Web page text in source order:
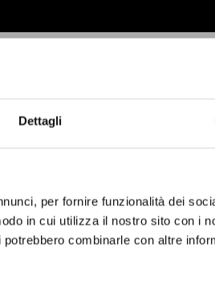
Dettagli
per fornire funzionalità dei
in cui utilizza il nostro sito con i
combinarle con altre
La scelta
del